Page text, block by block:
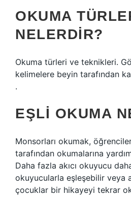
OKUMA
NELERDIR?
Okuma türleri ve teknikleri.
kelimelere beyin tarafından
.
EŞLI OKUMA
Monsorları okumak,
tarafından okumalarına
Daha fazla akıcı okuyucu
okuyucularla eşleşebilir veya
çocuklar bir hikayeyi tekrar